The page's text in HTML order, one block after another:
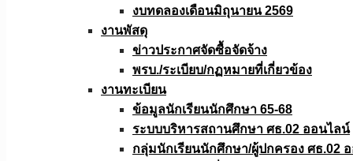
งบทดลองเดือนมิถุนายน 2569
งานพัสดุ
ข่าวประกาศจัดซื้อจัดจ้าง
พรบ./ระเบียบ/กฏหมายที่เกี่ยวข้อง
งานทะเบียน
ข้อมูลนักเรียนนักศึกษา 65-68
ระบบบริหารสถานศึกษา ศธ.02 ออนไลน์
กลุ่มนักเรียนนักศึกษา/ผู้ปกครอง ศธ.02